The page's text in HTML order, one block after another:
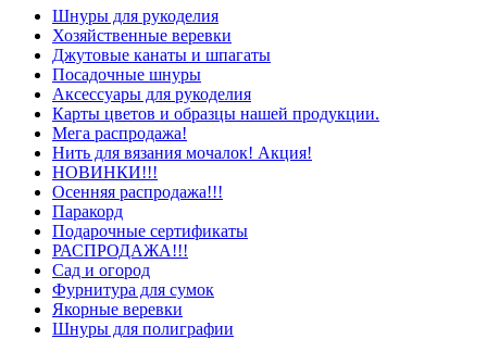
Шнуры для рукоделия
Хозяйственные веревки
Джутовые канаты и шпагаты
Посадочные шнуры
Аксессуары для рукоделия
Карты цветов и образцы нашей продукции.
Мега распродажа!
Нить для вязания мочалок! Акция!
НОВИНКИ!!!
Осенняя распродажа!!!
Паракорд
Подарочные сертификаты
РАСПРОДАЖА!!!
Сад и огород
Фурнитура для сумок
Якорные веревки
Шнуры для полиграфии